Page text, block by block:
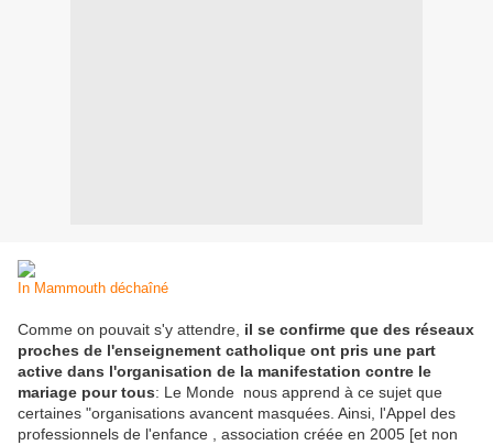
In Mammouth déchaîné
Comme on pouvait s'y attendre, il se confirme que des réseaux
proches de l'enseignement catholique ont pris une part
active dans l'organisation de la manifestation contre le
mariage pour tous: Le Monde nous apprend à ce sujet que
certaines "organisations avancent masquées. Ainsi, l'Appel des
professionnels de l'enfance , association créée en 2005 [et non